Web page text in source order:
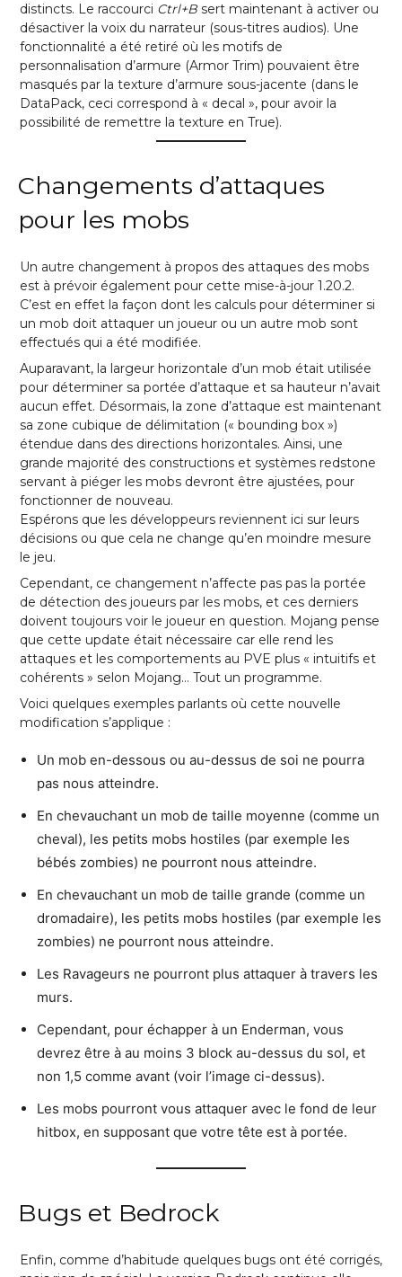
distincts. Le raccourci Ctrl+Bsert maintenant à activer ou
désactiver la voix du narrateur (sous-titres audios). Une
fonctionnalité a été retiré où les motifs de
personnalisation d’armure (Armor Trim) pouvaient être
masqués par la texture d’armure sous-jacente (dans le
DataPack, ceci correspond à « decal », pour avoir la
possibilité de remettre la texture en True).
Changements d’attaques
pour les mobs
Un autre changement à propos des attaques des mobs
est à prévoir également pour cette mise-à-jour 1.20.2.
C’est en effet la façon dont les calculs pour déterminer si
un mob doit attaquer un joueur ou un autre mob sont
effectués qui a été modifiée.
Auparavant, la largeur horizontale d’un mob était utilisée
pour déterminer sa portée d’attaque et sa hauteur n’avait
aucun effet. Désormais, la zone d’attaque est maintenant
sa zone cubique de délimitation (« bounding box »)
étendue dans des directions horizontales. Ainsi, une
grande majorité des constructions et systèmes redstone
servant à piéger les mobs devront être ajustées, pour
fonctionner de nouveau.
Espérons que les développeurs reviennent ici sur leurs
décisions ou que cela ne change qu’en moindre mesure
le jeu.
Cependant, ce changement n’affecte pas pas la portée
de détection des joueurs par les mobs, et ces derniers
doivent toujours voir le joueur en question. Mojang pense
que cette update était nécessaire car elle rend les
attaques et les comportements au PVE plus « intuitifs et
cohérents » selon Mojang… Tout un programme.
Voici quelques exemples parlants où cette nouvelle
modification s’applique :
Un mob en-dessous ou au-dessus de soi ne pourra
pas nous atteindre.
En chevauchant un mob de taille moyenne (comme un
cheval), les petits mobs hostiles (par exemple les
bébés zombies) ne pourront nous atteindre.
En chevauchant un mob de taille grande (comme un
dromadaire), les petits mobs hostiles (par exemple les
zombies) ne pourront nous atteindre.
Les Ravageurs ne pourront plus attaquer à travers les
murs.
Cependant, pour échapper à un Enderman, vous
devrez être à au moins 3 block au-dessus du sol, et
non 1,5 comme avant (voir l’image ci-dessus).
Les mobs pourront vous attaquer avec le fond de leur
hitbox, en supposant que votre tête est à portée.
Bugs et Bedrock
Enfin, comme d’habitude quelques bugs ont été corrigés,